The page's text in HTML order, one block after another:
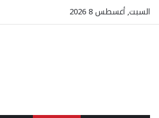
السبت, أغسطس 8 2026